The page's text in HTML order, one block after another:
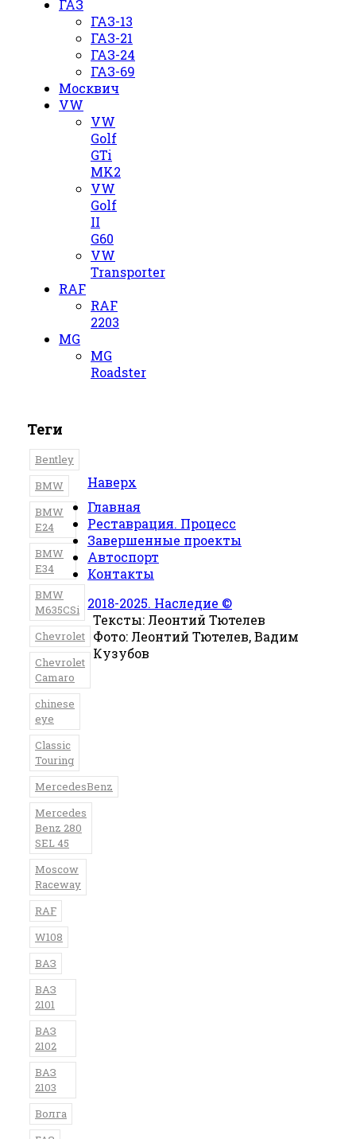
ГАЗ
ГАЗ-13
ГАЗ-21
ГАЗ-24
ГАЗ-69
Москвич
VW
VW
Golf
GTi
MK2
VW
Golf
II
G60
VW
Transporter
RAF
RAF
2203
MG
MG
Roadster
Теги
Bentley
BMW
BMW
E24
BMW
E34
BMW
M635CSi
Chevrolet
Chevrolet
Camaro
chinese
eye
Classic
Touring
MercedesBenz
Mercedes
Benz 280
SEL 45
Moscow
Raceway
RAF
W108
ВАЗ
ВАЗ
2101
ВАЗ
2102
ВАЗ
2103
Волга
Наверх
Главная
Реставрация. Процесс
Завершенные проекты
Автоспорт
Контакты
2018-2025. Наследие ©
Тексты: Леонтий Тютелев
Фото: Леонтий Тютелев, Вадим
Кузубов